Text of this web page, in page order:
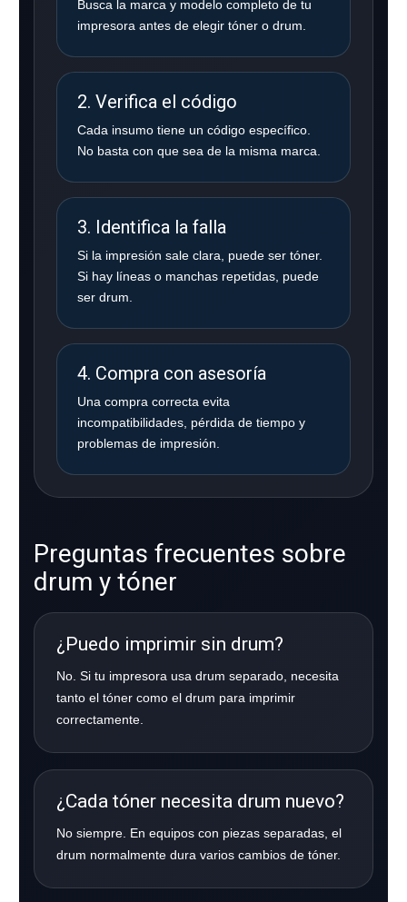
Busca la marca y modelo completo de tu
impresora antes de elegir tóner o drum.
2. Verifica el código
Cada insumo tiene un código específico.
No basta con que sea de la misma marca.
3. Identifica la falla
Si la impresión sale clara, puede ser tóner.
Si hay líneas o manchas repetidas, puede
ser drum.
4. Compra con asesoría
Una compra correcta evita
incompatibilidades, pérdida de tiempo y
problemas de impresión.
Preguntas frecuentes sobre
drum y tóner
¿Puedo imprimir sin drum?
No. Si tu impresora usa drum separado, necesita
tanto el tóner como el drum para imprimir
correctamente.
¿Cada tóner necesita drum nuevo?
No siempre. En equipos con piezas separadas, el
drum normalmente dura varios cambios de tóner.